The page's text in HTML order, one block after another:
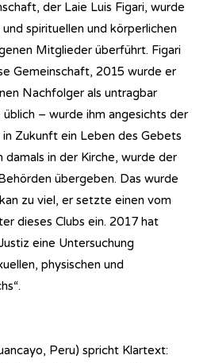
der Laie Luis Figari, wurde
spirituellen und körperlichen
Mitglieder überführt. Figari
Gemeinschaft, 2015 wurde er
Nachfolger als untragbar
– wurde ihm angesichts der
in Zukunft ein Leben des Gebets
damals in der Kirche, wurde der
übergeben. Das wurde
zu viel, er setzte einen vom
dieses Clubs ein. 2017 hat
eine Untersuchung
physischen und
Peru) spricht Klartext: